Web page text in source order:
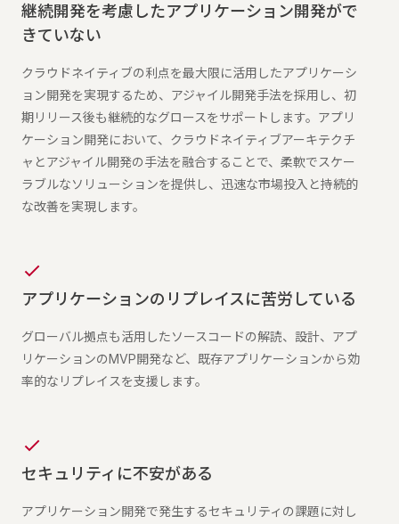
継続開発を考慮したアプリケーション開発がで
きていない
クラウドネイティブの利点を最大限に活用したアプリケーシ
ョン開発を実現するため、アジャイル開発手法を採用し、初
期リリース後も継続的なグロースをサポートします。アプリ
ケーション開発において、クラウドネイティブアーキテクチ
ャとアジャイル開発の手法を融合することで、柔軟でスケー
ラブルなソリューションを提供し、迅速な市場投入と持続的
な改善を実現します。
アプリケーションのリプレイスに苦労している
グローバル拠点も活用したソースコードの解読、設計、アプ
リケーションのMVP開発など、既存アプリケーションから効
率的なリプレイスを支援します。
セキュリティに不安がある
アプリケーション開発で発生するセキュリティの課題に対し